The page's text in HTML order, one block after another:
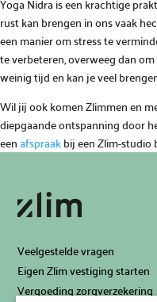
Yoga Nidra is een krachtige
rust kan brengen in ons vaak
een manier om stress te
te verbeteren, overweeg dan
weinig tijd en kan je veel
Wil jij ook komen Zlimmen en
diepgaande ontspanning door
eenafspraakbij een Zlim-studio
Veelgestelde vragen
Eigen Zlim vestiging starten
Vergoeding zorgverzekering